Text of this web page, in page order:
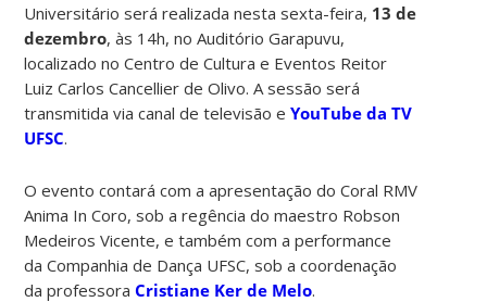
Universitário será realizada nesta sexta-feira, 13 de
dezembro, às 14h, no Auditório Garapuvu,
localizado no Centro de Cultura e Eventos Reitor
Luiz Carlos Cancellier de Olivo. A sessão será
transmitida via canal de televisão eYouTube da TV
UFSC.
O evento contará com a apresentação do Coral RMV
Anima In Coro, sob a regência do maestro Robson
Medeiros Vicente, e também com a performance
da Companhia de Dança UFSC, sob a coordenação
da professoraCristiane Ker de Melo.